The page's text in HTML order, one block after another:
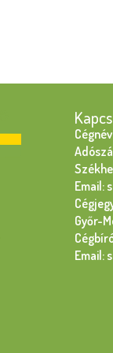
Email:
Győr-
Email: